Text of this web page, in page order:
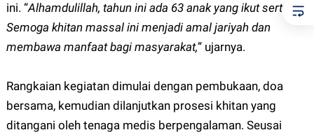
ini. “Alhamdulillah, tahun ini ada 63 anak yang ikut serta.
Semoga khitan massal ini menjadi amal jariyah dan
membawa manfaat bagi masyarakat,” ujarnya.
Rangkaian kegiatan dimulai dengan pembukaan, doa
bersama, kemudian dilanjutkan prosesi khitan yang
ditangani oleh tenaga medis berpengalaman. Seusai